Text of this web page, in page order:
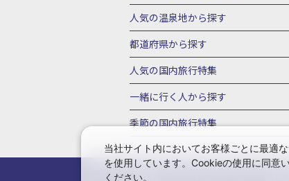
栃木県
群馬県 北陸 富山県
三重県
近畿 滋賀県 京都府
岡山県
広島県
北海道ホテル・旅館
山形県ホテル・旅館
福島県ホテ
千葉県ホテル・旅館
茨城県ホテ
石川県ホテル・旅館
静岡県ホテル・旅館
京都府ホテル・旅館
大阪府ホテ
広島県ホテル・旅館
鳥取県ホテ
佐賀県ホテル・旅館
長崎県ホテ
人気の温泉地から探す
北海道
湯の川温泉(北海道)
川湯温泉(北海道)
層雲峡温泉(北
鳴子温泉(宮城)
秋保温泉(宮城)
鬼怒川温泉(栃木)
川治温泉(栃木)
伊豆箱根
箱根湯本温泉(神奈川)
白骨温泉(長野)
湯田中渋温泉(長
有馬温泉(兵庫)
都道府県から探す
北海道旅行・ツアー
山形旅行・ツアー
福島旅行・ツ
茨城旅行・ツアー
栃木旅行・ツ
甲信越
山梨旅行・ツアー 新潟
愛知旅行・ツアー
三重旅行・ツ
奈良旅行・ツアー
和歌山旅行・
人気の国内旅行特集
東京ディズニーリゾート®への旅
一緒に行く人から探す
一人旅 国内版
家族・子連れ旅行
季節の国内旅行特集
桜・お花見特集
ゴールデンウィ
9月の国内旅行
10月の国内旅行
会社情報
当社サイト内においてお客様ごとに最適
を使用しています。Cookieの使用に同意
ください。